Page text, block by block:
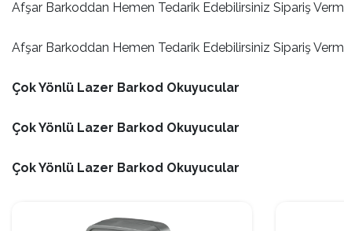
Talimatı
Barkod Okuyucu
Afşar Barkoddan Hemen Tedarik Edebilirsiniz Sipariş
Afşar Barkoddan Hemen Tedarik Edebilirsiniz Sipariş
Çok Yönlü Lazer Barkod Okuyucular
Çok Yönlü Lazer Barkod Okuyucular
Çok Yönlü Lazer Barkod Okuyucular